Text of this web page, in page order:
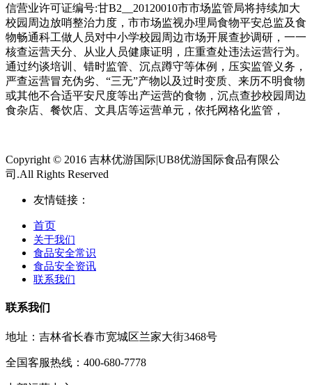
信营业许可证编号:甘B2__20120010市市场监管局将持续加大
校园周边放哨整治力度，市市场监视办理局食物平安总监及食
物畅通科工做人员对中小学校园周边市场开展查抄调研，一一
核查运营天分、从业人员健康证明，庄重查处违法运营行为。
通过约谈培训、错时监管、沉点蹲守等体例，压实监管义务，
严查运营冒充伪劣、“三无”产物以及过时变质、来历不明食物
或其他不合适平安尺度等出产运营的食物，沉点查抄校园周边
食杂店、餐饮店、文具店等运营单元，依托网格化监管，
Copyright © 2016 吉林优游国际|UB8优游国际食品有限公
司.All Rights Reserved
友情链接：
首页
关于我们
食品安全常识
食品安全资讯
联系我们
联系我们
地址：吉林省长春市宽城区兰家大街3468号
全国客服热线：400-680-7778